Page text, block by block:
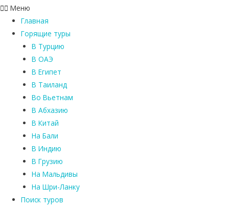
Меню
Главная
Горящие туры
В Турцию
В ОАЭ
В Египет
В Таиланд
Во Вьетнам
В Абхазию
В Китай
На Бали
В Индию
В Грузию
На Мальдивы
На Шри-Ланку
Поиск туров